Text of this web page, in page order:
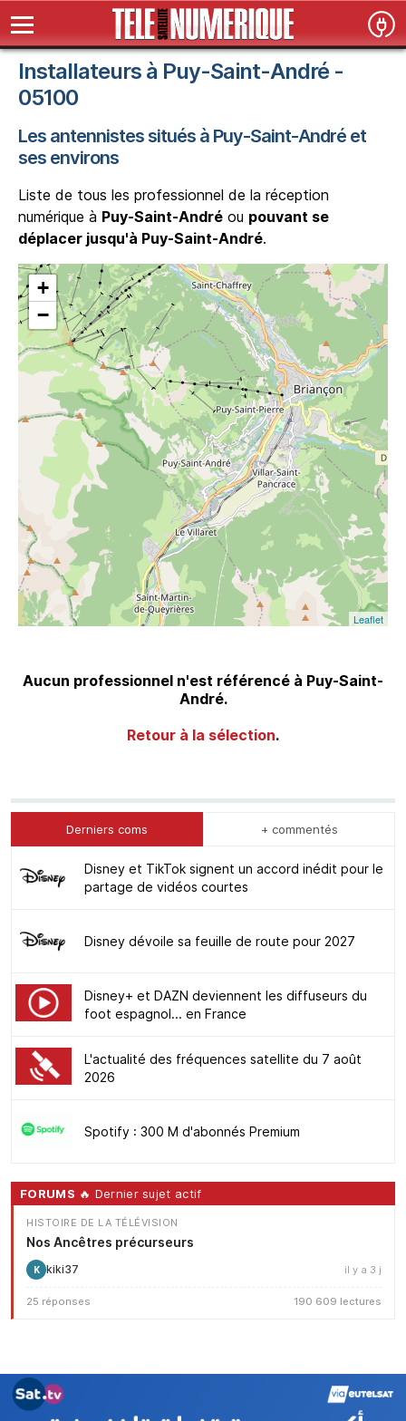
Installateurs à Puy-Saint-André -
05100
Les antennistes situés à Puy-Saint-André et
ses environs
Liste de tous les professionnel de la réception
numérique à Puy-Saint-André ou pouvant se
déplacer jusqu'à Puy-Saint-André.
+
−
Leaflet
Aucun professionnel n'est référencé à Puy-Saint-
André.
Retour à la sélection.
Derniers coms + commentés
Disney et TikTok signent un accord inédit pour le
partage de vidéos courtes
Disney dévoile sa feuille de route pour 2027
Disney+ et DAZN deviennent les diffuseurs du
foot espagnol... en France
L'actualité des fréquences satellite du 7 août
2026
Spotify : 300 M d'abonnés Premium
FORUMS 🔥 Dernier sujet actif
HISTOIRE DE LA TÉLÉVISION
Nos Ancêtres précurseurs
K kiki37 il y a 3 j
25 réponses 190 609 lectures